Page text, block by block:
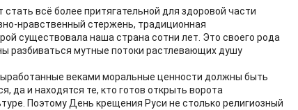
всё более притягательной для здоровой части
нравственный стержень, традиционная
существовала наша страна сотни лет. Это своего рода
разбиваться мутные потоки растлевающих душу
веками моральные ценности должны быть
да и находятся те, кто готов открыть ворота
Поэтому День крещения Руси не столько религиозный